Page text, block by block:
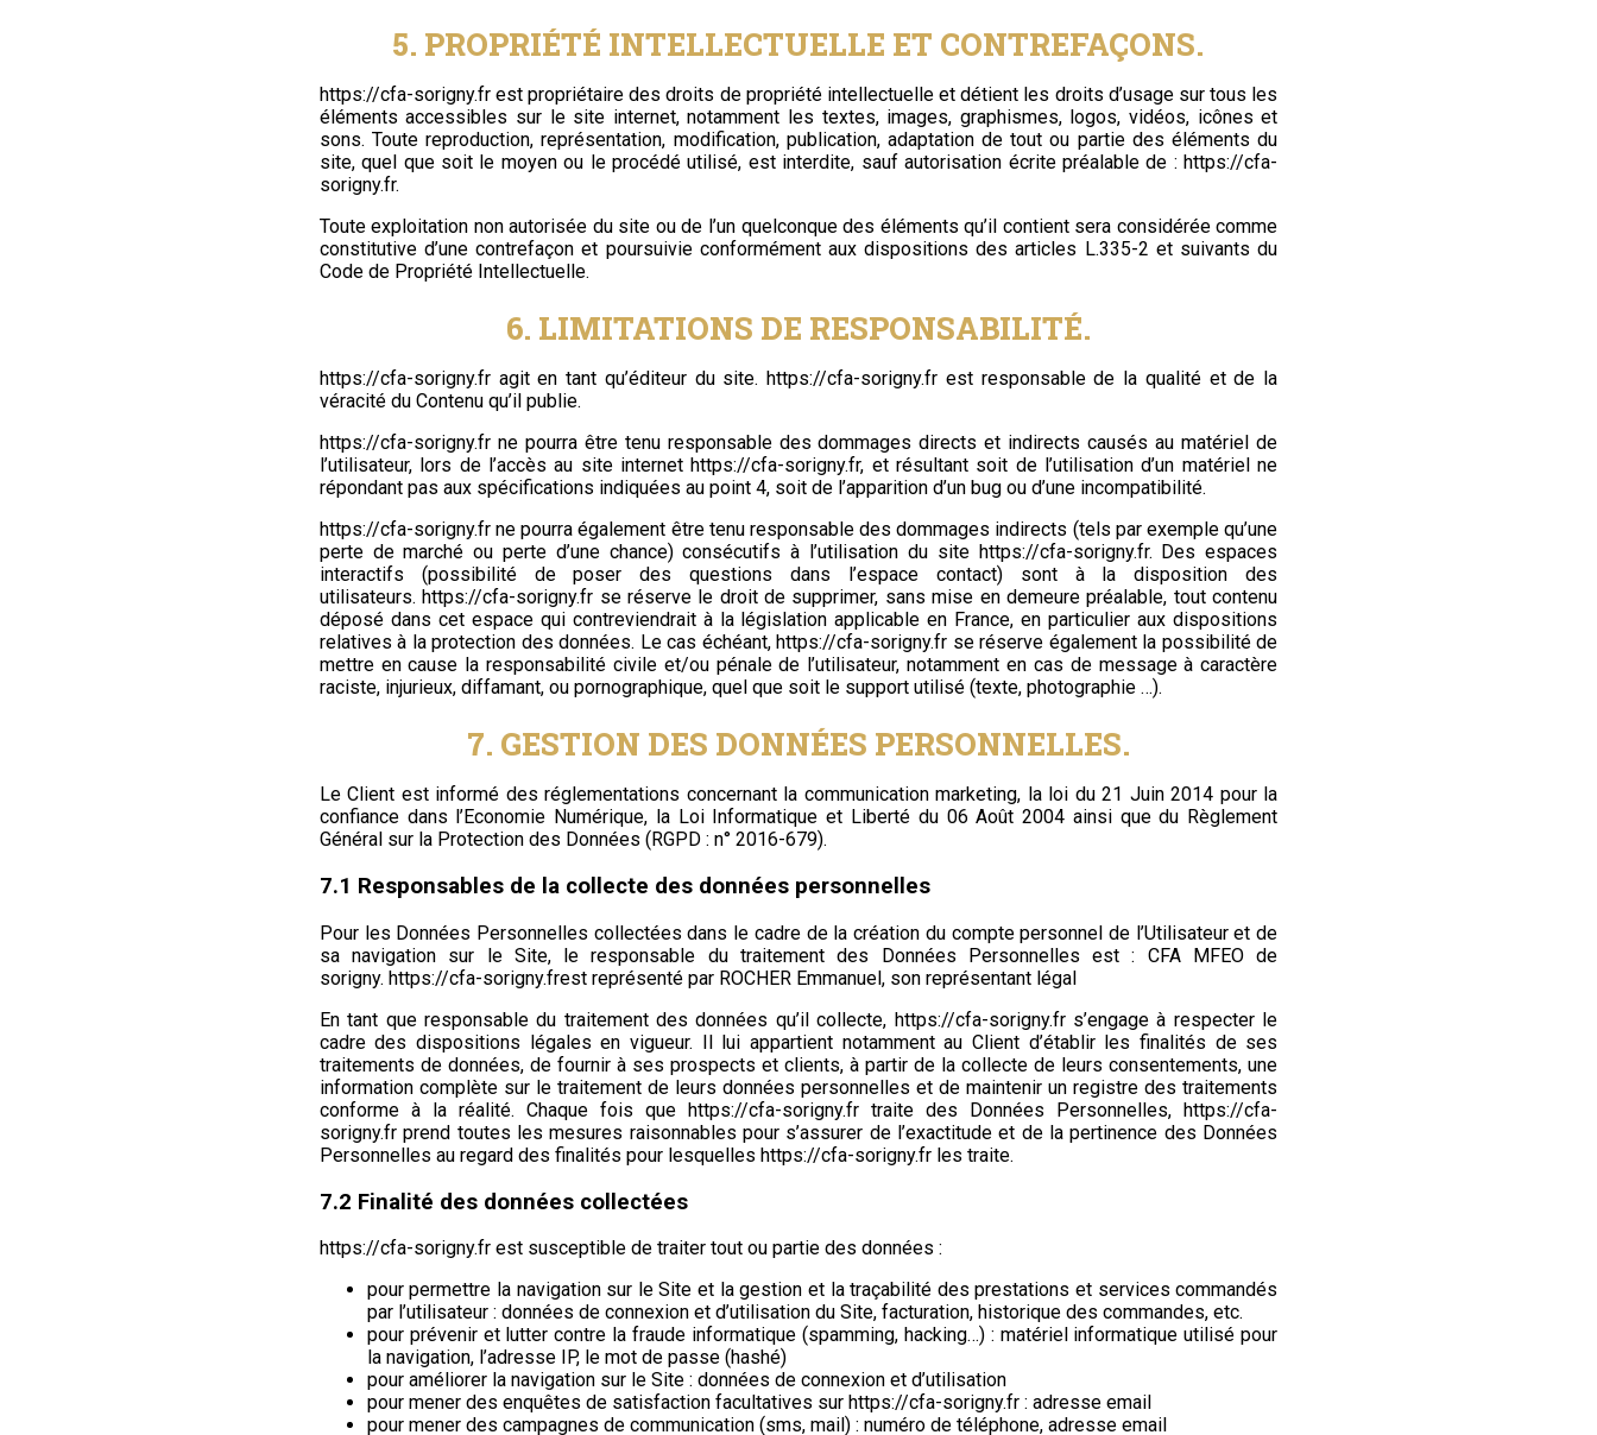
5. PROPRIÉTÉ INTELLECTUELLE ET CONTREFAÇONS.
https://cfa-sorigny.frest propriétaire des droits de propriété intellectuelle et détient les droits d’usage sur tous les
éléments accessibles sur le site internet, notamment les textes, images, graphismes, logos, vidéos, icônes et
sons. Toute reproduction, représentation, modification, publication, adaptation de tout ou partie des éléments du
site, quel que soit le moyen ou le procédé utilisé, est interdite, sauf autorisation écrite préalable de :https://cfa-
sorigny.fr.
Toute exploitation non autorisée du site ou de l’un quelconque des éléments qu’il contient sera considérée comme
constitutive d’une contrefaçon et poursuivie conformément aux dispositions des articles L.335-2 et suivants du
Code de Propriété Intellectuelle.
6. LIMITATIONS DE RESPONSABILITÉ.
https://cfa-sorigny.fragit en tant qu’éditeur du site. https://cfa-sorigny.fr est responsable de la qualité et de la
véracité du Contenu qu’il publie.
https://cfa-sorigny.frne pourra être tenu responsable des dommages directs et indirects causés au matériel de
l’utilisateur, lors de l’accès au site internet https://cfa-sorigny.fr, et résultant soit de l’utilisation d’un matériel ne
répondant pas aux spécifications indiquées au point 4, soit de l’apparition d’un bug ou d’une incompatibilité.
https://cfa-sorigny.frne pourra également être tenu responsable des dommages indirects (tels par exemple qu’une
perte de marché ou perte d’une chance) consécutifs à l’utilisation du site https://cfa-sorigny.fr. Des espaces
interactifs (possibilité de poser des questions dans l’espace contact) sont à la disposition des
utilisateurs. https://cfa-sorigny.fr se réserve le droit de supprimer, sans mise en demeure préalable, tout contenu
déposé dans cet espace qui contreviendrait à la législation applicable en France, en particulier aux dispositions
relatives à la protection des données. Le cas échéant, https://cfa-sorigny.fr se réserve également la possibilité de
mettre en cause la responsabilité civile et/ou pénale de l’utilisateur, notamment en cas de message à caractère
raciste, injurieux, diffamant, ou pornographique, quel que soit le support utilisé (texte, photographie …).
7. GESTION DES DONNÉES PERSONNELLES.
Le Client est informé des réglementations concernant la communication marketing, la loi du 21 Juin 2014 pour la
confiance dans l’Economie Numérique, la Loi Informatique et Liberté du 06 Août 2004 ainsi que du Règlement
Général sur la Protection des Données (RGPD : n° 2016-679).
7.1 Responsables de la collecte des données personnelles
Pour les Données Personnelles collectées dans le cadre de la création du compte personnel de l’Utilisateur et de
sa navigation sur le Site, le responsable du traitement des Données Personnelles est : CFA MFEO de
sorigny. https://cfa-sorigny.frest représenté par ROCHER Emmanuel, son représentant légal
En tant que responsable du traitement des données qu’il collecte, https://cfa-sorigny.frs’engage à respecter le
cadre des dispositions légales en vigueur. Il lui appartient notamment au Client d’établir les finalités de ses
traitements de données, de fournir à ses prospects et clients, à partir de la collecte de leurs consentements, une
information complète sur le traitement de leurs données personnelles et de maintenir un registre des traitements
conforme à la réalité. Chaque fois quehttps://cfa-sorigny.fr traite des Données Personnelles,https://cfa-
sorigny.frprend toutes les mesures raisonnables pour s’assurer de l’exactitude et de la pertinence des Données
Personnelles au regard des finalités pour lesquelles https://cfa-sorigny.frles traite.
7.2 Finalité des données collectées
https://cfa-sorigny.frest susceptible de traiter tout ou partie des données :
pour permettre la navigation sur le Site et la gestion et la traçabilité des prestations et services commandés
par l’utilisateur : données de connexion et d’utilisation du Site, facturation, historique des commandes, etc.
pour prévenir et lutter contre la fraude informatique (spamming, hacking…) : matériel informatique utilisé pour
la navigation, l’adresse IP, le mot de passe (hashé)
pour améliorer la navigation sur le Site : données de connexion et d’utilisation
pour mener des enquêtes de satisfaction facultatives sur https://cfa-sorigny.fr: adresse email
pour mener des campagnes de communication (sms, mail) : numéro de téléphone, adresse email